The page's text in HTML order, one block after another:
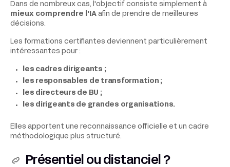
Dans de nombreux cas, l'objectif consiste simplement à
mieux comprendre l'IA afin de prendre de meilleures
décisions.
Les formations certifiantes deviennent particulièrement
intéressantes pour :
les cadres dirigeants ;
les responsables de transformation ;
les directeurs de BU ;
les dirigeants de grandes organisations.
Elles apportent une reconnaissance officielle et un cadre
méthodologique plus structuré.
Présentiel ou distanciel ?